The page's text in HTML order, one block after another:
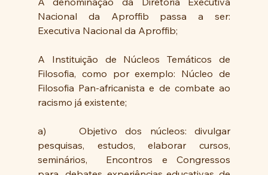
Nacional da Aproffib passa a ser:
Executiva Nacional da Aproffib;
A Instituição de Núcleos Temáticos de
Filosofia, como por exemplo: Núcleo de
Filosofia Pan-africanista e de combate ao
racismo já existente;
a)  	Objetivo dos núcleos: divulgar
pesquisas, estudos, elaborar cursos,
seminários,  Encontros e Congressos